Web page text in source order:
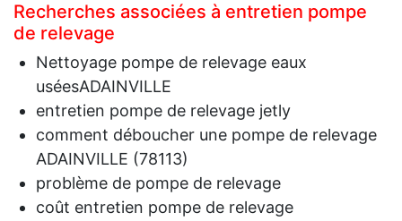
Recherches associées à entretien pompe
de relevage
Nettoyage pompe de relevage eaux
uséesADAINVILLE
entretien pompe de relevage jetly
comment déboucher une pompe de relevage
ADAINVILLE (78113)
problème de pompe de relevage
coût entretien pompe de relevage